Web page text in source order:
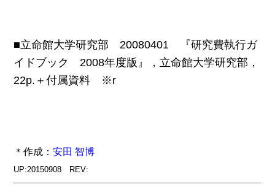
■立命館大学研究部 20080401 『研究費執行ガ
イドブック 2008年度版』，立命館大学研究部，
22p.＋付属資料 ※r
＊作成：安田 智博
UP:20150908 REV: